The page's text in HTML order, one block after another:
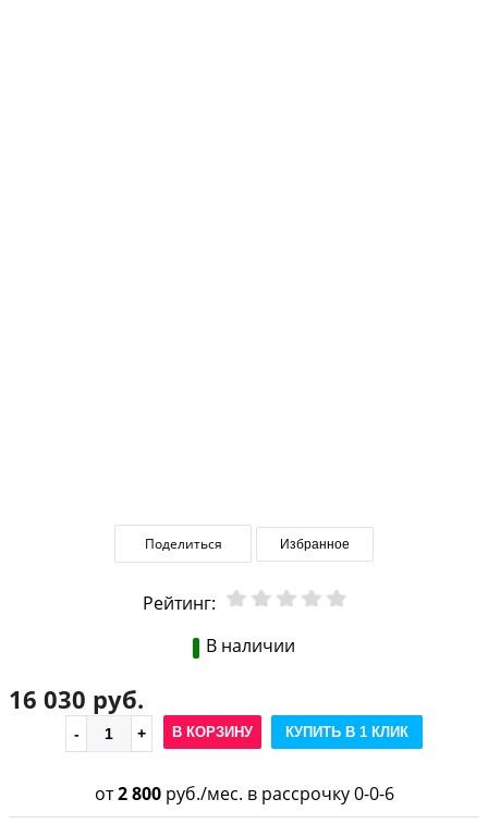
Поделиться Избранное
Рейтинг:
В наличии
16 030 руб.
В КОРЗИНУ КУПИТЬ В 1 КЛИК
от2 800руб./мес. в рассрочку 0-0-6